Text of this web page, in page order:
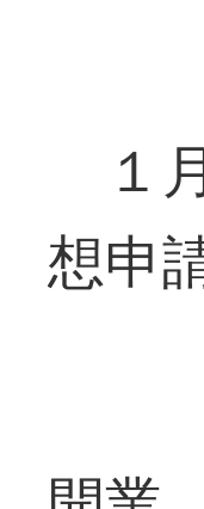
１
想申
大